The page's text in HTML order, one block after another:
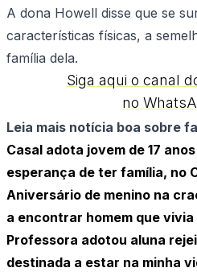
A dona Howell disse que se
características físicas, a
família dela.
Siga aqui o canal
no
Leia mais notícia boa sobre
Casal adota jovem de 17
esperança de ter família, no
Aniversário de menino na
a encontrar homem que
Professora adotou aluna
destinada a estar na minha